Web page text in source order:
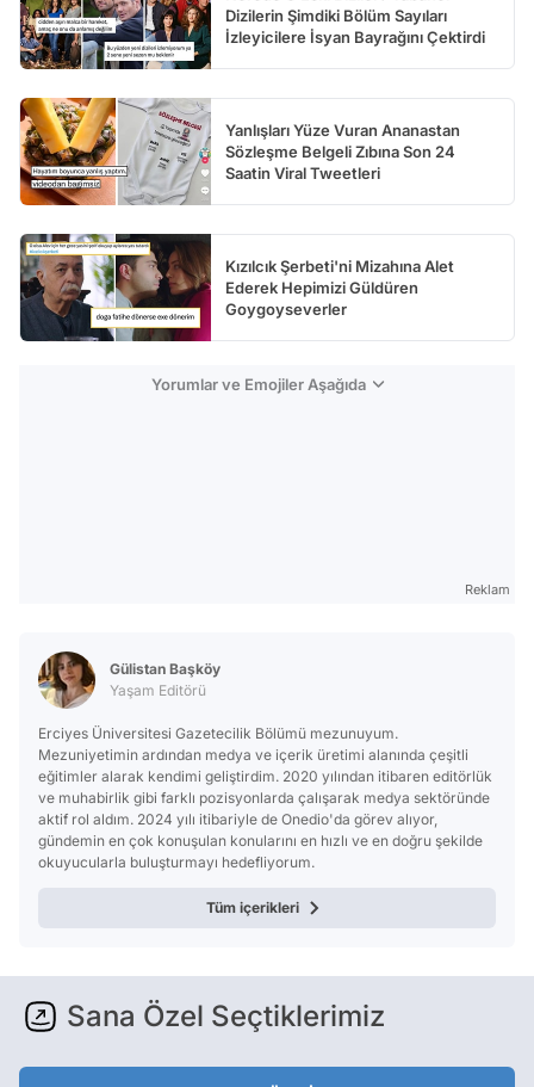
Dizilerin Şimdiki Bölüm Sayıları
İzleyicilere İsyan Bayrağını Çektirdi
Yanlışları Yüze Vuran Ananastan
Sözleşme Belgeli Zıbına Son 24
Saatin Viral Tweetleri
Kızılcık Şerbeti'ni Mizahına Alet
Ederek Hepimizi Güldüren
Goygoyseverler
Yorumlar ve Emojiler Aşağıda
Reklam
Gülistan Başköy
Yaşam Editörü
Erciyes Üniversitesi Gazetecilik Bölümü mezunuyum.
Mezuniyetimin ardından medya ve içerik üretimi alanında çeşitli
eğitimler alarak kendimi geliştirdim. 2020 yılından itibaren editörlük
ve muhabirlik gibi farklı pozisyonlarda çalışarak medya sektöründe
aktif rol aldım. 2024 yılı itibariyle de Onedio'da görev alıyor,
gündemin en çok konuşulan konularını en hızlı ve en doğru şekilde
okuyucularla buluşturmayı hedefliyorum.
Tüm içerikleri
Sana Özel Seçtiklerimiz